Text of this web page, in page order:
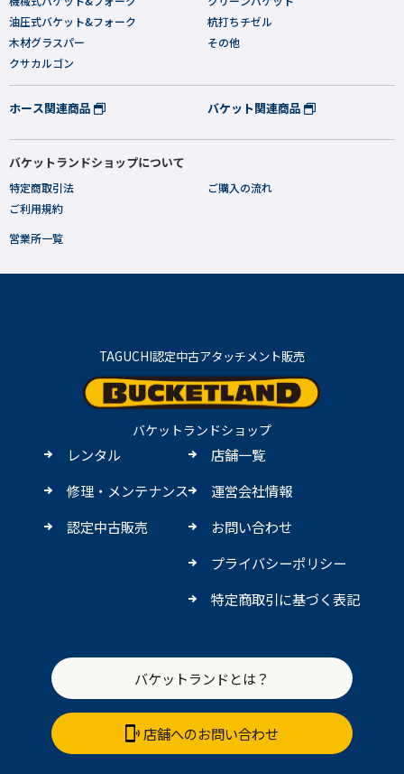
油圧式バケット&フォーク
木材グラスパー
クサカルゴン
杭打ちチゼル
その他
ホース関連商品 バケット関連商品
バケットランドショップについて
特定商取引法
ご利用規約
ご購入の流れ
営業所一覧
TAGUCHI認定中古アタッチメント販売
バケットランドショップ
レンタル
修理・メンテナンス
認定中古販売
店舗一覧
運営会社情報
お問い合わせ
プライバシーポリシー
特定商取引に基づく表記
バケットランドとは？
店舗へのお問い合わせ